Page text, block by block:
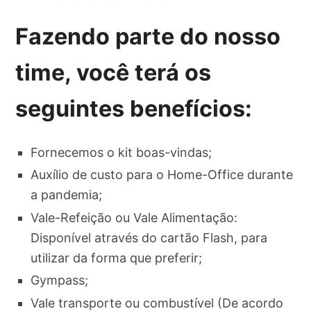
Fazendo parte do nosso
time, você terá os
seguintes benefícios:
Fornecemos o kit boas-vindas;
Auxílio de custo para o Home-Office durante
a pandemia;
Vale-Refeição ou Vale Alimentação:
Disponível através do cartão Flash, para
utilizar da forma que preferir;
Gympass;
Vale transporte ou combustível (De acordo